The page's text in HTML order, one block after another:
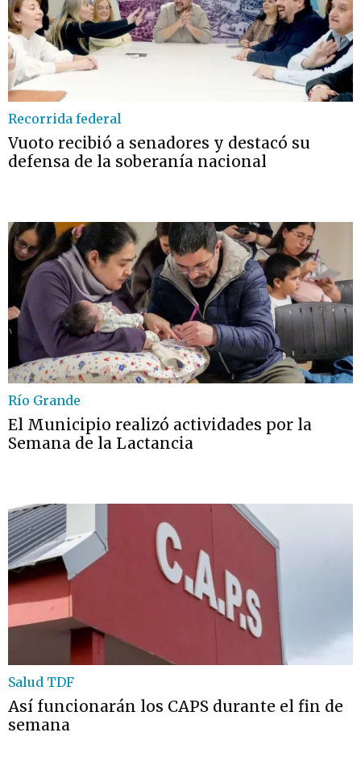
Recorrida federal
Vuoto recibió a senadores y destacó su
defensa de la soberanía nacional
Río Grande
El Municipio realizó actividades por la
Semana de la Lactancia
Salud TDF
Así funcionarán los CAPS durante el fin de
semana